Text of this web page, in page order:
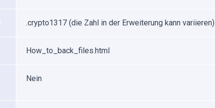
.crypto1317 (die Zahl in der Erweiterung kann variieren)
How_to_back_files.html
Nein